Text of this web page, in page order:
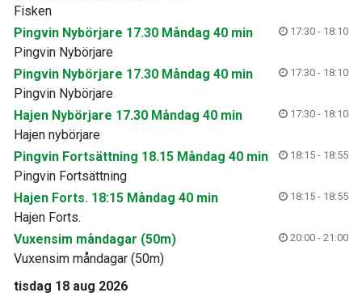
Fisken
Pingvin Nybörjare 17.30 Måndag 40 min
17:30 - 18:10
Pingvin Nybörjare
Pingvin Nybörjare 17.30 Måndag 40 min
17:30 - 18:10
Pingvin Nybörjare
Hajen Nybörjare 17.30 Måndag 40 min
17:30 - 18:10
Hajen nybörjare
Pingvin Fortsättning 18.15 Måndag 40 min
18:15 - 18:55
Pingvin Fortsättning
Hajen Forts. 18:15 Måndag 40 min
18:15 - 18:55
Hajen Forts.
Vuxensim måndagar (50m)
20:00 - 21:00
Vuxensim måndagar (50m)
tisdag 18 aug 2026